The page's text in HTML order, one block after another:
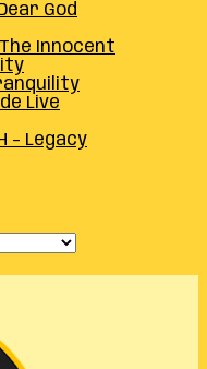
Dear God
The Innocent
Live
– Legacy